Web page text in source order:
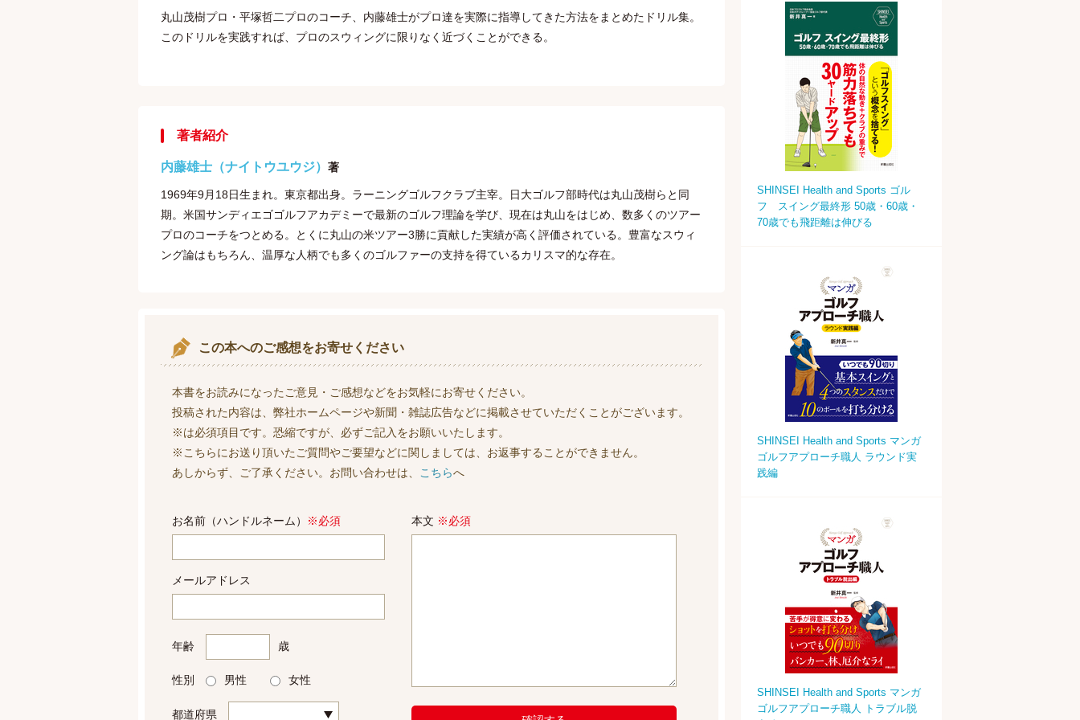
丸山茂樹プロ・平塚哲二プロのコーチ、内藤雄士がプロ達を実際に指導してきた方法をまとめたドリル集。
このドリルを実践すれば、プロのスウィングに限りなく近づくことができる。
著者紹介
内藤雄士（ナイトウユウジ） 著
1969年9月18日生まれ。東京都出身。ラーニングゴルフクラブ主宰。日大ゴルフ部時代は丸山茂樹らと同
期。米国サンディエゴゴルフアカデミーで最新のゴルフ理論を学び、現在は丸山をはじめ、数多くのツアー
プロのコーチをつとめる。とくに丸山の米ツアー3勝に貢献した実績が高く評価されている。豊富なスウィ
ング論はもちろん、温厚な人柄でも多くのゴルファーの支持を得ているカリスマ的な存在。
この本へのご感想をお寄せください
本書をお読みになったご意見・ご感想などをお気軽にお寄せください。
投稿された内容は、弊社ホームページや新聞・雑誌広告などに掲載させていただくことがございます。
※は必須項目です。恐縮ですが、必ずご記入をお願いいたします。
※こちらにお送り頂いたご質問やご要望などに関しましては、お返事することができません。
あしからず、ご了承ください。お問い合わせは、
こちらへ
お名前（ハンドルネーム） ※必須
メールアドレス
年齢 歳
性別 男性 女性
都道府県
本文 ※必須
SHINSEI Health and Sports ゴル
フ スイング最終形 50歳・60歳・
70歳でも飛距離は伸びる
SHINSEI Health and Sports マンガ
ゴルフアプローチ職人 ラウンド実
践編
SHINSEI Health and Sports マンガ
ゴルフアプローチ職人 トラブル脱